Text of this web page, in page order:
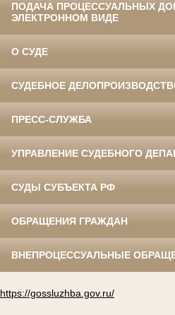
ПОДАЧА ПРОЦЕССУАЛЬНЫХ
ЭЛЕКТРОННОМ ВИДЕ
О СУДЕ
СУДЕБНОЕ
ПРЕСС-СЛУЖБА
УПРАВЛЕНИЕ СУДЕБНОГО
СУДЫ СУБЪЕКТА РФ
ОБРАЩЕНИЯ ГРАЖДАН
ВНЕПРОЦЕССУАЛЬНЫЕ
https://gossluzhba.gov.ru/